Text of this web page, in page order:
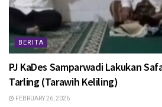
BERITA
PJ KaDes Samparwadi Lakukan
Tarling (Tarawih Keliling)
FEBRUARY 26, 2026